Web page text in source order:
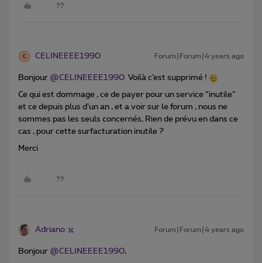
C CELINEEEE1990 Forum|Forum|4 years ago
Bonjour @CELINEEEE1990 Voilà c’est supprimé !
Ce qui est dommage , ce de payer pour un service “inutile”
et ce depuis plus d’un an , et a voir sur le forum , nous ne
sommes pas les seuls concernés, Rien de prévu en dans ce
cas , pour cette surfacturation inutile ?
Merci
Adriano Forum|Forum|4 years ago
Bonjour @CELINEEEE1990,